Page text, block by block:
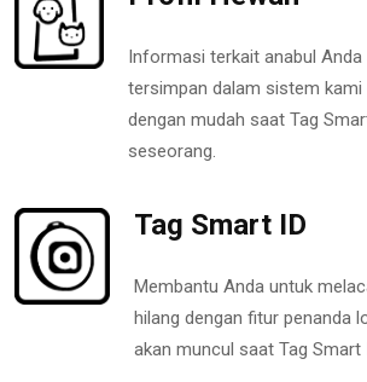
Informasi terkait anabul
tersimpan dalam sistem kami
dengan mudah saat Tag
seseorang.
Tag Smart ID
Membantu Anda untuk
hilang dengan fitur penanda
akan muncul saat Tag Smart